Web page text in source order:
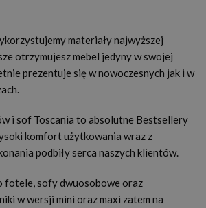
materiały najwyższej
otrzymujesz mebel jedyny w swojej
prezentuje się w nowoczesnych jak i w
i sof Toscania to absolutne Bestsellery
komfort użytkowania wraz z
podbiły serca naszych klientów.
fotele, sofy dwuosobowe oraz
w wersji mini oraz maxi zatem na